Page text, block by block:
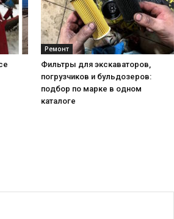
Ремонт
Фильтры для экскаваторов,
погрузчиков и бульдозеров:
подбор по марке в одном
каталоге